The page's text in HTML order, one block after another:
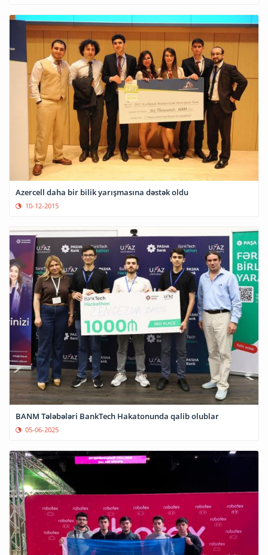
Azercell daha bir bilik yarışmasına dəstək oldu
10-12-2015
BANM Tələbələri BankTech Hakatonunda qalib olublar
05-06-2025